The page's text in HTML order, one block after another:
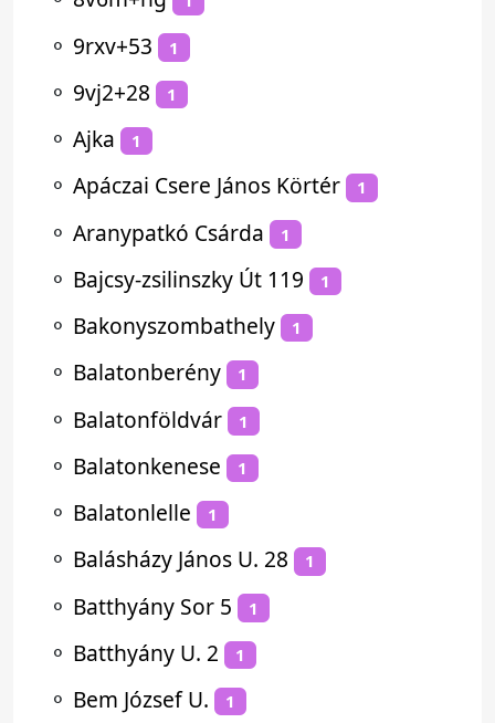
⚬ 9rxv+53 1
⚬ 9vj2+28 1
⚬ Ajka 1
⚬ Apáczai Csere János Körtér 1
⚬ Aranypatkó Csárda 1
⚬ Bajcsy-zsilinszky Út 119 1
⚬ Bakonyszombathely 1
⚬ Balatonberény 1
⚬ Balatonföldvár 1
⚬ Balatonkenese 1
⚬ Balatonlelle 1
⚬ Balásházy János U. 28 1
⚬ Batthyány Sor 5 1
⚬ Batthyány U. 2 1
⚬ Bem József U. 1